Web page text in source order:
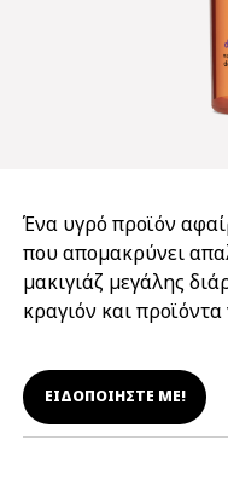
Ένα υγρό προϊόν
που απομακρύνει
μακιγιάζ μεγάλης
κραγιόν και προϊόντα
ΕΙΔΟΠΟΙΗΣΤΕ ΜΕ!